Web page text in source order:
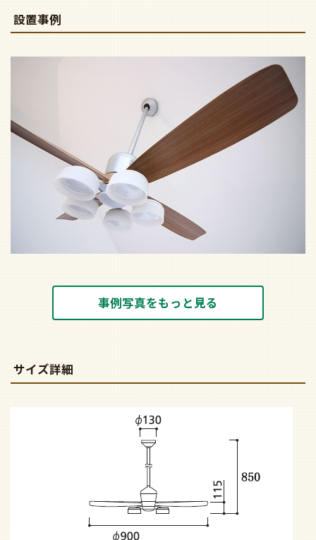
設置事例
事例写真をもっと見る
サイズ詳細